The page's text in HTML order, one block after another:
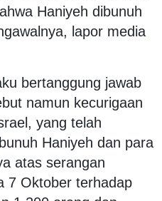
Haniyeh dibunuh
lapor media
bertanggung jawab
namun kecurigaan
yang telah
Haniyeh dan para
atas serangan
7 Oktober terhadap